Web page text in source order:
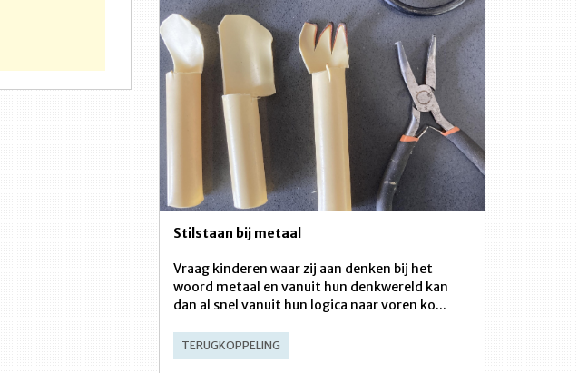
Stilstaan bij metaal
Vraag kinderen waar zij aan denken bij het
woord metaal en vanuit hun denkwereld kan
dan al snel vanuit hun logica naar voren ko...
TERUGKOPPELING